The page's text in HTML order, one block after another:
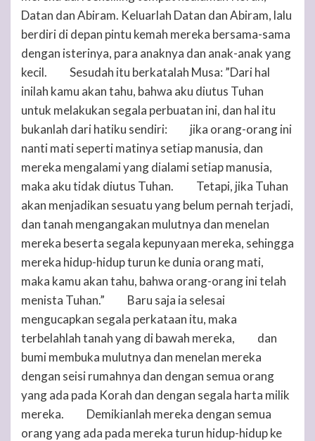
Datan dan Abiram. Keluarlah Datan dan Abiram, lalu
berdiri di depan pintu kemah mereka bersama-sama
dengan isterinya, para anaknya dan anak-anak yang
kecil.
Sesudah itu berkatalah Musa: ”Dari hal
inilah kamu akan tahu, bahwa aku diutus Tuhan
untuk melakukan segala perbuatan ini, dan hal itu
bukanlah dari hatiku sendiri:
jika orang-orang ini
nanti mati seperti matinya setiap manusia, dan
mereka mengalami yang dialami setiap manusia,
maka aku tidak diutus Tuhan. Tetapi, jika Tuhan
akan menjadikan sesuatu yang belum pernah terjadi,
dan tanah mengangakan mulutnya dan menelan
mereka beserta segala kepunyaan mereka, sehingga
mereka hidup-hidup turun ke dunia orang mati,
maka kamu akan tahu, bahwa orang-orang ini telah
menista Tuhan.”
Baru saja ia selesai
mengucapkan segala perkataan itu, maka
terbelahlah tanah yang di bawah mereka,
dan
bumi membuka mulutnya dan menelan mereka
dengan seisi rumahnya dan dengan semua orang
yang ada pada Korah dan dengan segala harta milik
mereka.
Demikianlah mereka dengan semua
orang yang ada pada mereka turun hidup-hidup ke